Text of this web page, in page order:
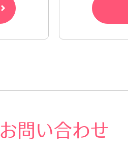
お問い合わせ